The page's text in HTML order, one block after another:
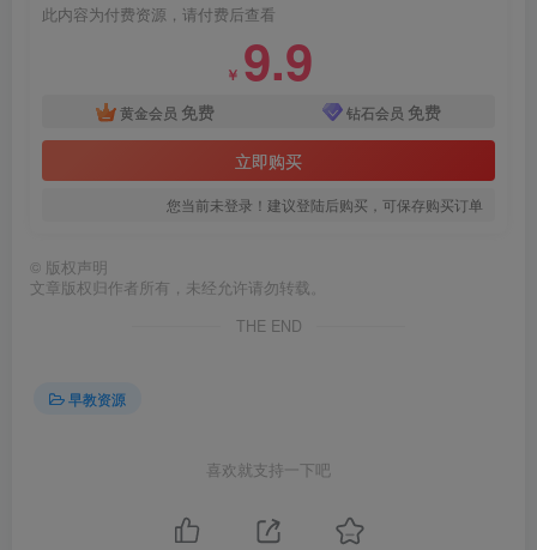
此内容为付费资源，请付费后查看
￥ 9.9
黄金会员 免费 钻石会员 免费
立即购买
您当前未登录！建议登陆后购买，可保存购买订单
© 版权声明
文章版权归作者所有，未经允许请勿转载。
THE END
早教资源
喜欢就支持一下吧